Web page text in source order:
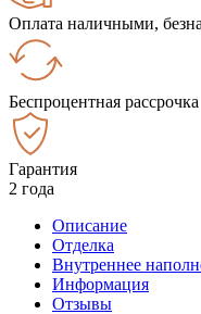
Оплата наличными,
Беспроцентная рассрочка
Гарантия
2 года
Описание
Отделка
Внутреннее
Информация
Отзывы